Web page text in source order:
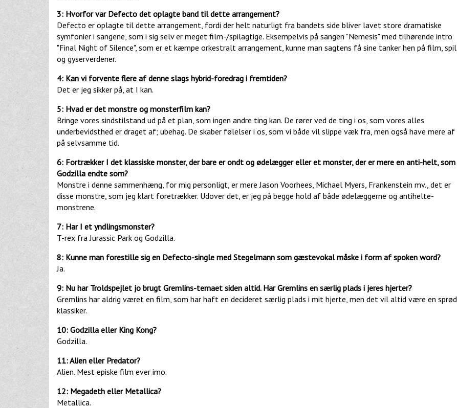
3: Hvorfor var Defecto det oplagte band til dette arrangement?
Defecto er oplagte til dette arrangement, fordi der helt naturligt fra bandets side bliver lavet store dramatiske
symfonier i sangene, som i sig selv er meget film-/spilagtige. Eksempelvis på sangen "Nemesis" med tilhørende intro
"Final Night of Silence", som er et kæmpe orkestralt arrangement, kunne man sagtens få sine tanker hen på film, spil
og gyserverdener.
4: Kan vi forvente flere af denne slags hybrid-foredrag i fremtiden?
Det er jeg sikker på, at I kan.
5: Hvad er det monstre og monsterfilm kan?
Bringe vores sindstilstand ud på et plan, som ingen andre ting kan. De rører ved de ting i os, som vores alles
underbevidsthed er draget af; ubehag. De skaber følelser i os, som vi både vil slippe væk fra, men også have mere af
på selvsamme tid.
6: Fortrækker I det klassiske monster, der bare er ondt og ødelægger eller et monster, der er mere en anti-helt, som
Godzilla endte som?
Monstre i denne sammenhæng, for mig personligt, er mere Jason Voorhees, Michael Myers, Frankenstein mv., det er
disse monstre, som jeg klart foretrækker. Udover det, er jeg på begge hold af både ødelæggerne og antihelte-
monstrene.
7: Har I et yndlingsmonster?
T-rex fra Jurassic Park og Godzilla.
8: Kunne man forestille sig en Defecto-single med Stegelmann som gæstevokal måske i form af spoken word?
Ja.
9: Nu har Troldspejlet jo brugt Gremlins-temaet siden altid. Har Gremlins en særlig plads i jeres hjerter?
Gremlins har aldrig været en film, som har haft en decideret særlig plads i mit hjerte, men det vil altid være en sprød
klassiker.
10: Godzilla eller King Kong?
Godzilla.
11: Alien eller Predator?
Alien. Mest episke film ever imo.
12: Megadeth eller Metallica?
Metallica.